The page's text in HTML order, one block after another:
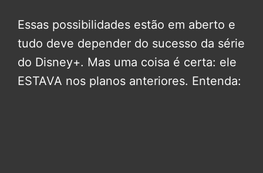
Essas possibilidades estão em aberto e
tudo deve depender do sucesso da série
do Disney+. Mas uma coisa é certa: ele
ESTAVA nos planos anteriores. Entenda: